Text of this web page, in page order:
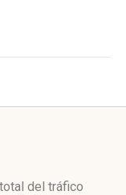
del tráfico